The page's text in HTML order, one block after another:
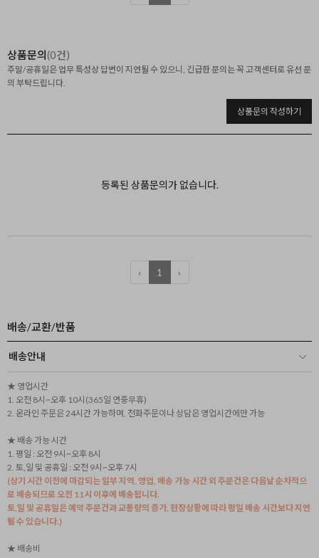
상품문의(0건)
주말/공휴일은 업무 특성상 답변이 지연될 수 있으니, 긴급한 문의는 꼭 고객센터로 유선 문
의 부탁드립니다.
상품문의 작성하기
등록된 상품문의가 없습니다.
‹ 1 ›
배송/교환/반품
배송안내
★ 영업시간
1. 오전 8시~오후 10시(365일 연중무휴)
2. 온라인 주문은 24시간 가능하며, 전화주문이나 상담은 영업시간에만 가능
★ 배송 가능 시간
1. 평일 : 오전 9시~오후 8시
2. 토,일 및 공휴일 : 오전 9시~오후 7시
(상기 시간 이전에 마감되는 일부 지역, 영업, 배송 가능 시간 외 주문건은 다음날 순차적으
로 배송되므로 오전 11시 이후에 배송됩니다.
토,일 및 공휴일은 예약 주문건과 교통량의 증가, 현장상황에 따라 평일 배송 시간보다 지연
될 수 있습니다.)
★ 배송비